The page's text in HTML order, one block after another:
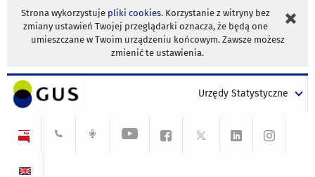
Strona wykorzystuje pliki cookies. Korzystanie z witryny bez
zmiany ustawień Twojej przeglądarki oznacza, że będą one
umieszczane w Twoim urządzeniu końcowym. Zawsze możesz
zmienić te ustawienia.
Urzędy Statystyczne